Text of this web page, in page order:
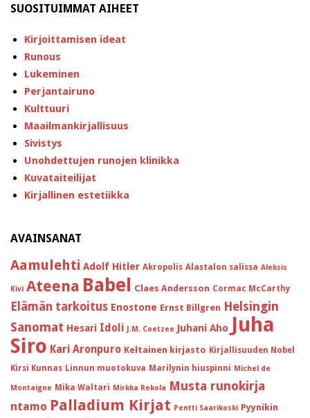
SUOSITUIMMAT AIHEET
Kirjoittamisen ideat
Runous
Lukeminen
Perjantairuno
Kulttuuri
Maailmankirjallisuus
Sivistys
Unohdettujen runojen klinikka
Kuvataiteilijat
Kirjallinen estetiikka
AVAINSANAT
Aamulehti Adolf Hitler Akropolis Alastalon salissa Aleksis
Kivi Ateena Babel Claes Andersson Cormac McCarthy
Elämän tarkoitus Enostone Ernst Billgren Helsingin
Sanomat Hesari Idoli J.M. Coetzee Juhani Aho Juha
Siro Kari Aronpuro Keltainen kirjasto Kirjallisuuden Nobel
Kirsi Kunnas Linnun muotokuva Marilynin hiuspinni Michel de
Montaigne Mika Waltari Mirkka Rekola Musta runokirja
ntamo Palladium Kirjat Pentti Saarikoski Pyynikin